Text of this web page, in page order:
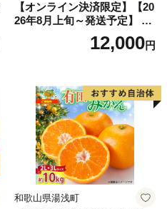
【オンライン決済限定】【20
26年8月上旬～発送予定】 先
行予約 「浅間水蜜桃プレミ
アム」 もも あかつき 秀品 約
果肉 長野県産 小諸市
12,000円
和歌山県湯浅町